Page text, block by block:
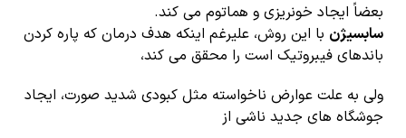
بعضاً ایجاد خونریزی و هماتوم می کند.
سابسیژن با این روش، علیرغم اینکه هدف درمان که پاره کردن
باندهای فیبروتیک است را محقق می کند،
ولی به علت عوارض ناخواسته مثل کبودی شدید صورت، ایجاد
جوشگاه های جدید ناشی از